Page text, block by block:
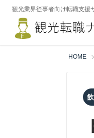
観光業界従事者向け転職支援
HOME